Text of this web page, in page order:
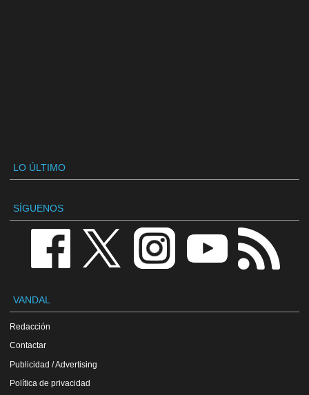
LO ÚLTIMO
SÍGUENOS
VANDAL
Redacción
Contactar
Publicidad / Advertising
Política de privacidad